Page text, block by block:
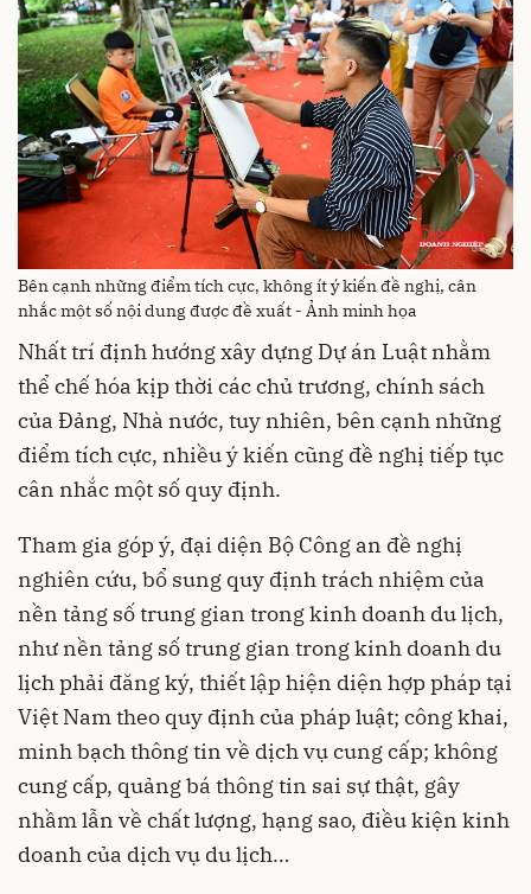
Bên cạnh những điểm tích cực, không ít ý kiến đề nghị, cân
nhắc một số nội dung được đề xuất - Ảnh minh họa
Nhất trí định hướng xây dựng Dự án Luật nhằm
thể chế hóa kịp thời các chủ trương, chính sách
của Đảng, Nhà nước, tuy nhiên, bên cạnh những
điểm tích cực, nhiều ý kiến cũng đề nghị tiếp tục
cân nhắc một số quy định.
Tham gia góp ý, đại diện Bộ Công an đề nghị
nghiên cứu, bổ sung quy định trách nhiệm của
nền tảng số trung gian trong kinh doanh du lịch,
như nền tảng số trung gian trong kinh doanh du
lịch phải đăng ký, thiết lập hiện diện hợp pháp tại
Việt Nam theo quy định của pháp luật; công khai,
minh bạch thông tin về dịch vụ cung cấp; không
cung cấp, quảng bá thông tin sai sự thật, gây
nhầm lẫn về chất lượng, hạng sao, điều kiện kinh
doanh của dịch vụ du lịch…